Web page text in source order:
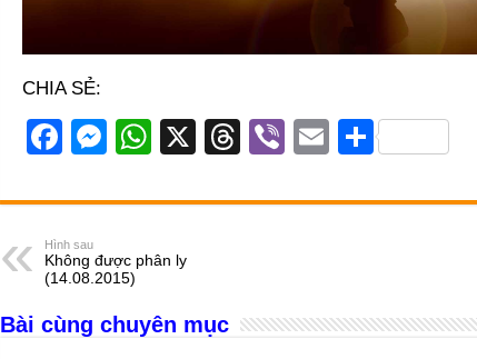
CHIA SẺ:
F
c
e
b
o
o
M
ss
n
g
er
W
at
A
p
p
X
T
e
s
Vi
er
E
ail
S
ar
Hình sau
Không được phân ly
(14.08.2015)
Bài cùng chuyên mục